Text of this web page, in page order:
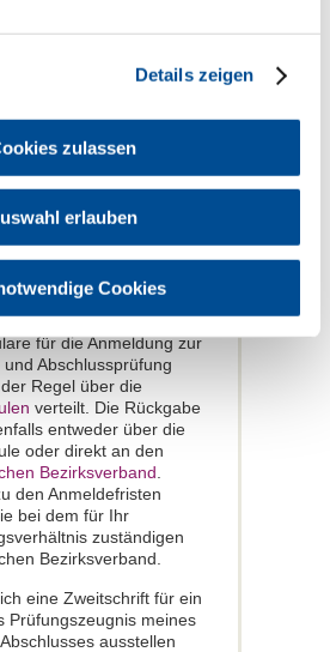
Details zeigen
zulassen
erlauben
Cookies
beschäftigt
Wegezeiten zwischen
Ausbildungsbetrieb,
meldet man sich zur
und Abschlussprüfung
für die Anmeldung zur
Abschlussprüfung
Regel über die
verteilt. Die Rückgabe
entweder über die
oder direkt an den
Bezirksverband
den Anmeldefristen
bei dem für Ihr
zuständigen
Bezirksverband.
eine Zweitschrift für ein
Prüfungszeugnis meines
ausstellen